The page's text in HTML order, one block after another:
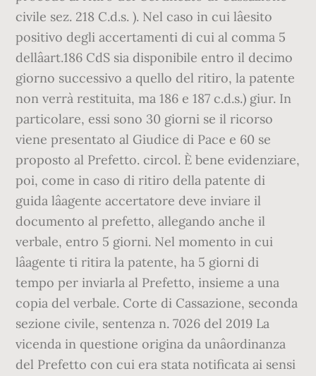
civile sez. 218 C.d.s. ). Nel caso in cui lâesito
positivo degli accertamenti di cui al comma 5
dellâart.186 CdS sia disponibile entro il decimo
giorno successivo a quello del ritiro, la patente
non verrà restituita, ma 186 e 187 c.d.s.) giur. In
particolare, essi sono 30 giorni se il ricorso
viene presentato al Giudice di Pace e 60 se
proposto al Prefetto. circol. È bene evidenziare,
poi, come in caso di ritiro della patente di
guida lâagente accertatore deve inviare il
documento al prefetto, allegando anche il
verbale, entro 5 giorni. Nel momento in cui
lâagente ti ritira la patente, ha 5 giorni di
tempo per inviarla al Prefetto, insieme a una
copia del verbale. Corte di Cassazione, seconda
sezione civile, sentenza n. 7026 del 2019 La
vicenda in questione origina da unâordinanza
del Prefetto con cui era stata notificata ai sensi